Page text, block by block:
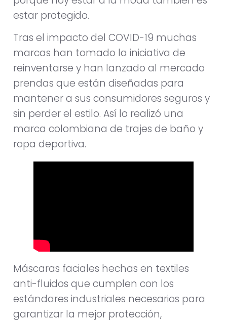
estar protegido.
Tras el impacto del COVID-19 muchas
marcas han tomado la iniciativa de
reinventarse y han lanzado al mercado
prendas que están diseñadas para
mantener a sus consumidores seguros y
sin perder el estilo. Así lo realizó una
marca colombiana de trajes de baño y
ropa deportiva.
Máscaras faciales hechas en textiles
anti-fluidos que cumplen con los
estándares industriales necesarios para
garantizar la mejor protección,